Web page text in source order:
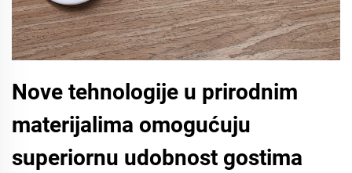
Nove tehnologije u prirodnim
materijalima omogućuju
superiornu udobnost gostima